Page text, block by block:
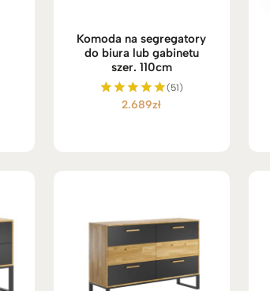
Komoda na segregatory
do biura lub gabinetu
szer. 110cm
Oceniono
(51)
2.689zł